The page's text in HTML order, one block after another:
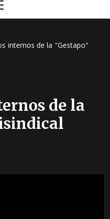
internos de la "Gestapo"
de la